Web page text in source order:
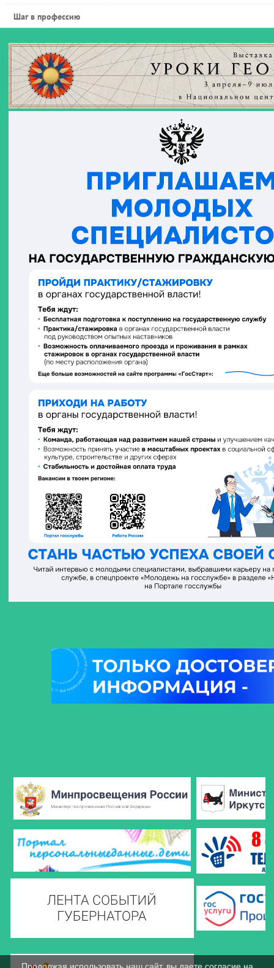
Шаг в профессию